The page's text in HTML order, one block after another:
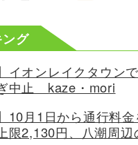
グ
イオンレイクタウン
中止 kaze・mori
10月1日から通行料
限2,130円、八潮周辺